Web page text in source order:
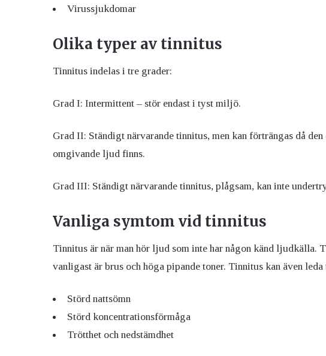
Virussjukdomar
Olika typer av tinnitus
Tinnitus indelas i tre grader:
Grad I: Intermittent – stör endast i tyst miljö.
Grad II: Ständigt närvarande tinnitus, men kan förträngas då
omgivande ljud finns.
Grad III: Ständigt närvarande tinnitus, plågsam, kan inte
Vanliga symtom vid tinnitus
Tinnitus är när man hör ljud som inte har någon känd ljudkälla.
vanligast är brus och höga pipande toner. Tinnitus kan även
Störd nattsömn
Störd koncentrationsförmåga
Trötthet och nedstämdhet